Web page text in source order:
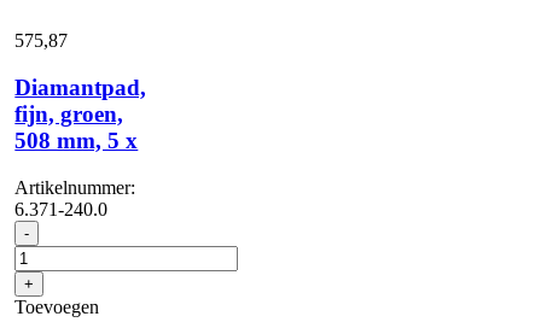
Stuk(s)
aantal
575,87
Diamantpad,
fijn, groen,
508 mm, 5 x
Artikelnummer:
6.371-240.0
- Diamantpad,
fijn,
groen,
508
mm,
+
Toevoegen